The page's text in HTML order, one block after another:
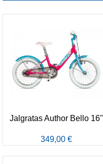
Jalgratas Author Bello 16"
349,00 €